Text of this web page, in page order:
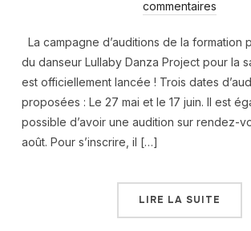
commentaires
La campagne d’auditions de la formation
du danseur Lullaby Danza Project pour la
est officiellement lancée ! Trois dates
proposées : Le 27 mai et le 17 juin. Il est
possible d’avoir une audition sur rendez-
août. Pour s’inscrire, il […]
LIRE LA SUITE